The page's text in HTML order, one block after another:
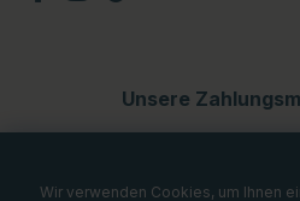
Unsere
Wir verwenden Cookies, um Ihnen